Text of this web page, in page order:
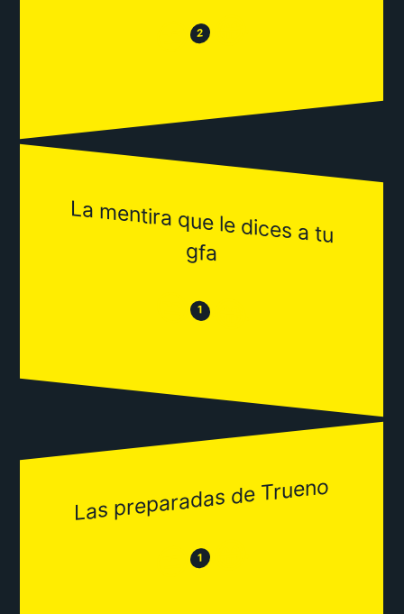
😒 2 😂
La m
entira que le dices a tu
gfa
😒 1 😂
Las preparadas de Trueno
😒 1 😂